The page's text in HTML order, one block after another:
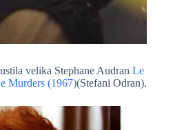
velika Stephane Audran Le
Murders (1967)(Stefani Odran).